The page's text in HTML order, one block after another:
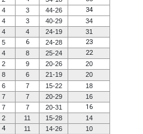
4 3 44-26 34
4 3 40-29
34
4 4 24-19
31
5 6 24-28 23
4 8 25-24 22
2 9 20-26
20
8 6 21-19
20
6 7 15-22
18
7 7 20-29
16
7 7 20-31 16
2 11 15-28
14
4 11 14-26
10